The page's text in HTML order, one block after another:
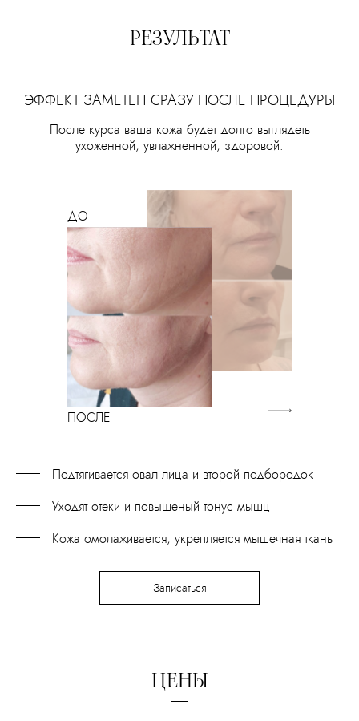
РЕЗУЛЬТАТ
ЭФФЕКТ ЗАМЕТЕН СРАЗУ ПОСЛЕ ПРОЦЕДУРЫ
После курса ваша кожа будет долго выглядеть
ухоженной, увлажненной, здоровой.
Подтягивается овал лица и второй подбородок
Уходят отеки и повышеный тонус мышц
Кожа омолаживается, укрепляется мышечная ткань
Записаться
ЦЕНЫ